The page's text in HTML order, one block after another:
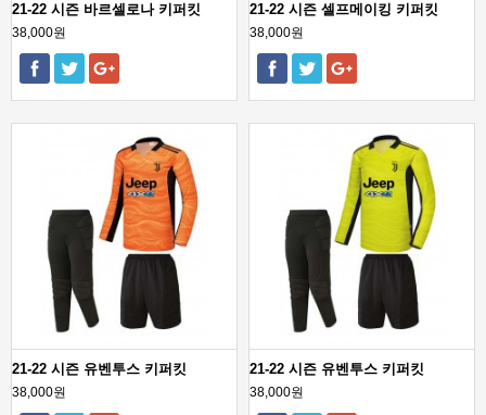
21-22 시즌 바르셀로나 키퍼킷
38,000원
21-22 시즌 셀프메이킹 키퍼킷
38,000원
21-22 시즌 유벤투스 키퍼킷
38,000원
21-22 시즌 유벤투스 키퍼킷
38,000원